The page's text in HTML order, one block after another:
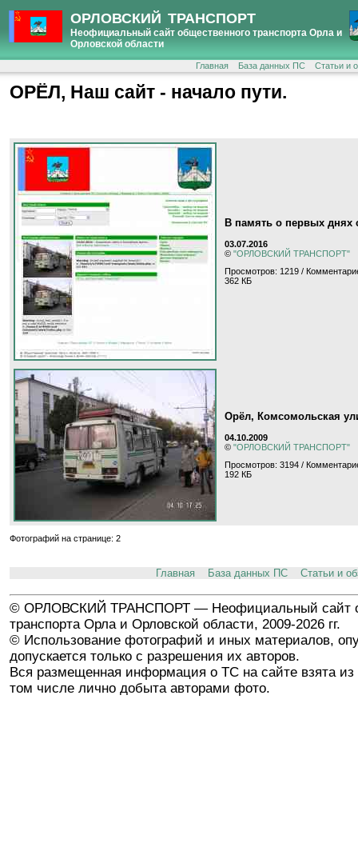
ОРЛОВСКИЙ ТРАНСПОРТ
Неофициальный сайт общественного транспорта Орла и
Орловской области
Главная База данных ПС Статьи и
ОРЁЛ, Наш сайт - начало пути.
В память о первых днях
03.07.2016
© "ОРЛОВСКИЙ ТРАНСПОРТ"
Просмотров: 1219 /
362 КБ
Орёл, Комсомольская
04.10.2009
© "ОРЛОВСКИЙ ТРАНСПОРТ"
Просмотров: 3194 /
192 КБ
Фотографий на странице: 2
Главная База данных ПС Статьи и
© ОРЛОВСКИЙ ТРАНСПОРТ — Неофициальный сайт
транспорта Орла и Орловской области, 2009-2026 гг.
© Использование фотографий и иных материалов,
допускается только с разрешения их авторов.
Вся размещенная информация о ТС на сайте взята из
том числе лично добыта авторами фото.